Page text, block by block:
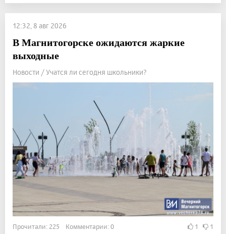
12:32, 8 авг 2026
В Магнитогорске ожидаются жаркие
выходные
Новости / Учатся ли сегодня школьники?
Прочитали: 225 Комментарии: 0 1 1